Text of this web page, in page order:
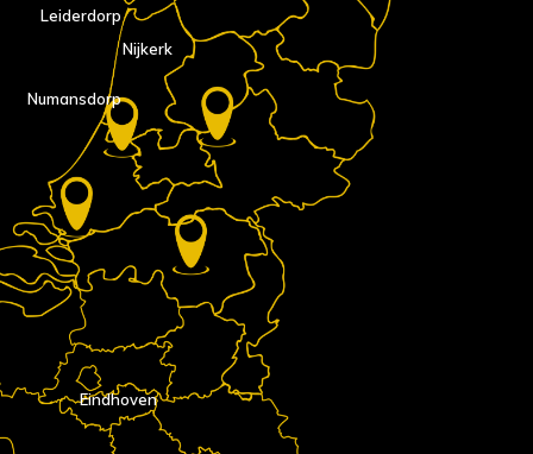
Eindhoven
Nijkerk
Numansdorp
Leiderdorp